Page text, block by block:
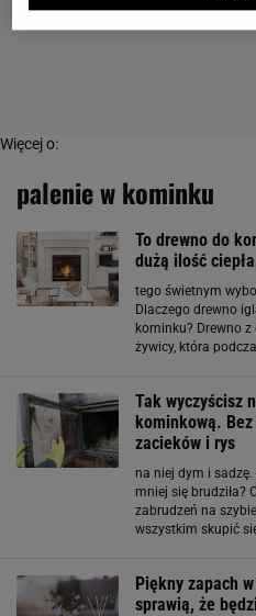
Więcej o:
palenie w kominku
To drewno do
dużą ilość
tego świetnym
Dlaczego drewno
kominku? Drewno
żywicy, która
Tak wyczyścisz
kominkową.
zacieków i rys
na niej dym i
mniej się brudziła?
zabrudzeń na
wszystkim skupić
Piękny zapach
sprawią, że